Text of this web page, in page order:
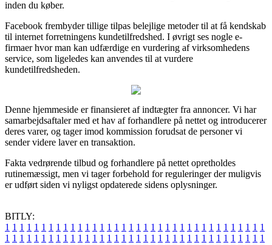
inden du køber.
Facebook frembyder tillige tilpas belejlige metoder til at få kendskab
til internet forretningens kundetilfredshed. I øvrigt ses nogle e-
firmaer hvor man kan udfærdige en vurdering af virksomhedens
service, som ligeledes kan anvendes til at vurdere
kundetilfredsheden.
Denne hjemmeside er finansieret af indtægter fra annoncer. Vi har
samarbejdsaftaler med et hav af forhandlere på nettet og introducerer
deres varer, og tager imod kommission forudsat de personer vi
sender videre laver en transaktion.
Fakta vedrørende tilbud og forhandlere på nettet opretholdes
rutinemæssigt, men vi tager forbehold for reguleringer der muligvis
er udført siden vi nyligst opdaterede sidens oplysninger.
BITLY:
1 1 1 1 1 1 1 1 1 1 1 1 1 1 1 1 1 1 1 1 1 1 1 1 1 1 1 1 1 1 1 1 1 1 1 1
1 1 1 1 1 1 1 1 1 1 1 1 1 1 1 1 1 1 1 1 1 1 1 1 1 1 1 1 1 1 1 1 1 1 1 1